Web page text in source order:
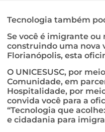
Tecnologia também
Se você é imigrante ou
construindo uma nova
Florianópolis, esta
O UNICESUSC, por
Comunidade, em
Hospitalidade, por
convida você para a
“Tecnologia que
e cidadania para